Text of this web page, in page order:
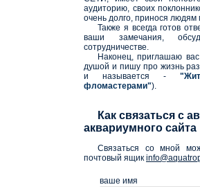
аудиторию, своих
очень долго, принося людям
Также я всегда готов
ваши замечания,
сотрудничестве.
Наконец, приглашаю
душой и пишу про жизнь
и называется -
фломастерами").
Как связаться с
аквариумного сайта
Связаться со мной
почтовый ящик
ваше имя